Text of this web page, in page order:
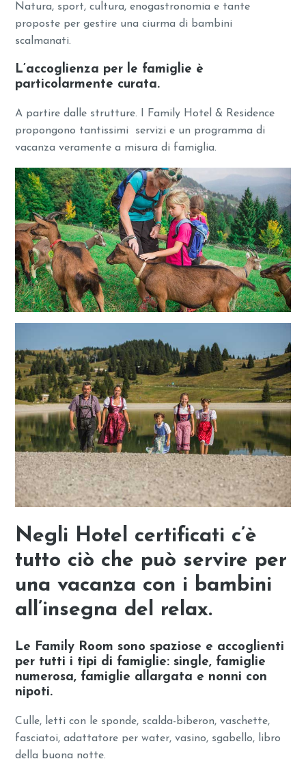
Natura, sport, cultura, enogastronomia e tante
proposte per gestire una ciurma di bambini
scalmanati.
L’accoglienza per le famiglie è
particolarmente curata.
A partire dalle strutture. I Family Hotel & Residence
propongono tantissimi servizi e un programma di
vacanza veramente a misura di famiglia.
Negli Hotel certificati c’è
tutto ciò che può servire per
una vacanza con i bambini
all’insegna del relax.
Le Family Room sono spaziose e accoglienti
per tutti i tipi di famiglie: single, famiglie
numerosa, famiglie allargata e nonni con
nipoti.
Culle, letti con le sponde, scalda-biberon, vaschette,
fasciatoi, adattatore per water, vasino, sgabello, libro
della buona notte.